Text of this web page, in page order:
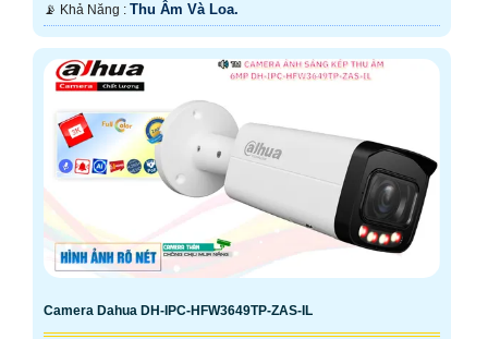
️📡 Khả Năng : Thu Âm Và Loa.
Camera Dahua DH-IPC-HFW3649TP-ZAS-IL